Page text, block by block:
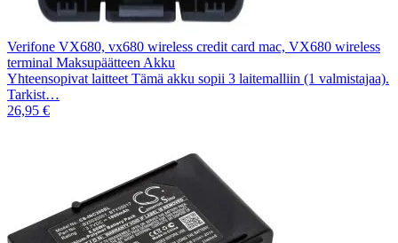
Verifone VX680, vx680 wireless credit card mac, VX680 wireless
terminal Maksupäätteen Akku
Yhteensopivat laitteet Tämä akku sopii 3 laitemalliin (1 valmistajaa).
Tarkist…
26,95 €